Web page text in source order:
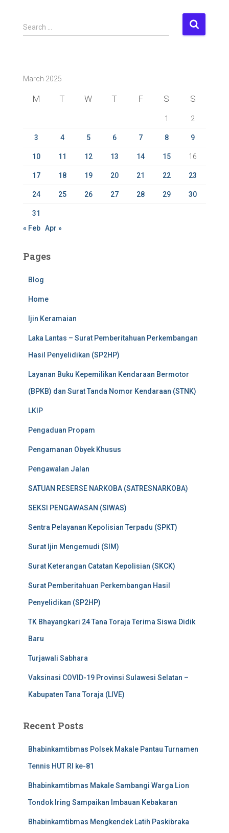
S
e
h
Search …
March 2025
M T W T F S S
1 2
3 4 5 6 7 8 9
10 11 12 13 14 15 16
17 18 19 20 21 22 23
24 25 26 27 28 29 30
31
« Feb Apr »
Pages
Blog
Home
Ijin Keramaian
Laka Lantas – Surat Pemberitahuan Perkembangan
Hasil Penyelidikan (SP2HP)
Layanan Buku Kepemilikan Kendaraan Bermotor
(BPKB) dan Surat Tanda Nomor Kendaraan (STNK)
LKIP
Pengaduan Propam
Pengamanan Obyek Khusus
Pengawalan Jalan
SATUAN RESERSE NARKOBA (SATRESNARKOBA)
SEKSI PENGAWASAN (SIWAS)
Sentra Pelayanan Kepolisian Terpadu (SPKT)
Surat Ijin Mengemudi (SIM)
Surat Keterangan Catatan Kepolisian (SKCK)
Surat Pemberitahuan Perkembangan Hasil
Penyelidikan (SP2HP)
TK Bhayangkari 24 Tana Toraja Terima Siswa Didik
Baru
Turjawali Sabhara
Vaksinasi COVID-19 Provinsi Sulawesi Selatan –
Kabupaten Tana Toraja (LIVE)
Recent Posts
Bhabinkamtibmas Polsek Makale Pantau Turnamen
Tennis HUT RI ke-81
Bhabinkamtibmas Makale Sambangi Warga Lion
Tondok Iring Sampaikan Imbauan Kebakaran
Bhabinkamtibmas Mengkendek Latih Paskibraka